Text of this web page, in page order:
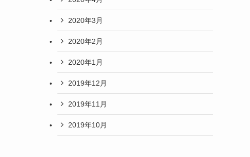
2020年3月
2020年2月
2020年1月
2019年12月
2019年11月
2019年10月